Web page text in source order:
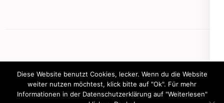
Diese Website benutzt Cookies, lecker. Wenn du die Website
weiter nutzen möchtest, klick bitte auf "Ok". Für mehr
Informationen in der Datenschutzerklärung auf "Weiterlesen"